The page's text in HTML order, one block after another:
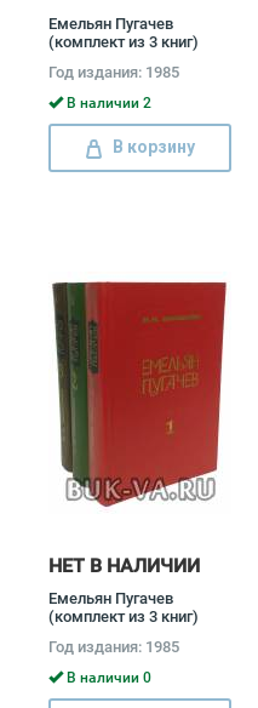
Емельян Пугачев
(комплект из 3 книг)
Год издания: 1985
В наличии 2
В корзину
НЕТ В НАЛИЧИИ
Емельян Пугачев
(комплект из 3 книг)
Год издания: 1985
В наличии 0